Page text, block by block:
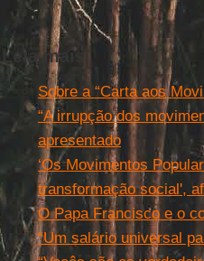
Leia mais
Sobre a “Carta aos
“A irrupção dos
apresentado
‘Os Movimentos
transformação social',
O Papa Francisco e o
“Um salário universal